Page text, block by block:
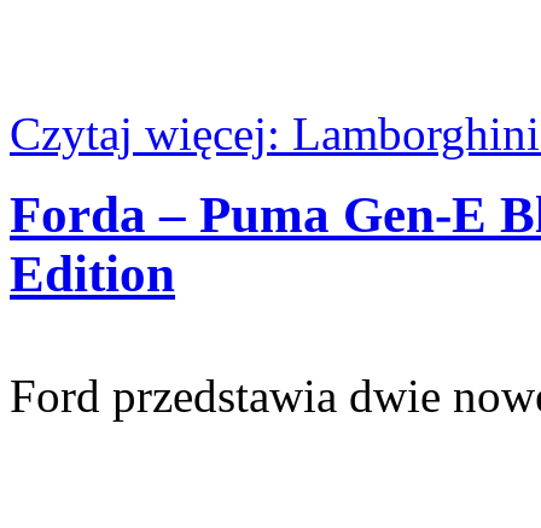
Czytaj więcej:
Forda – Puma Gen-E
Edition
Ford przedstawia dwie